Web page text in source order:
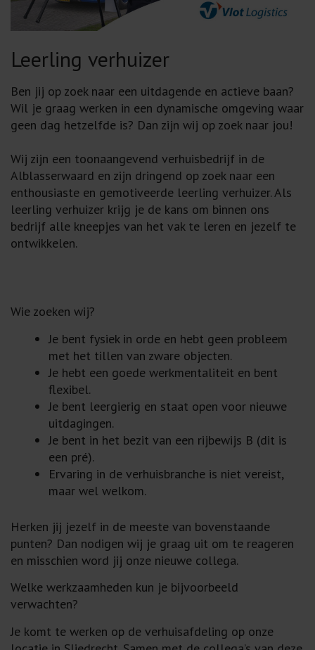
Leerling verhuizer
Ben jij op zoek naar een uitdagende en actieve baan?
Wil je graag werken in een dynamische omgeving waar
geen dag hetzelfde is? Dan zijn wij op zoek naar jou!
Wij zijn een toonaangevend verhuisbedrijf in de
Alblasserwaard en zijn dringend op zoek naar een
enthousiaste en gemotiveerde leerling verhuizer. Als
leerling verhuizer krijg je de kans om binnen ons
bedrijf alle kneepjes van het vak te leren en jezelf te
ontwikkelen.
Wie zoeken wij?
Je bent fysiek in orde en hebt geen probleem
met het tillen van zware objecten.
Je hebt een goede werkmentaliteit en bent
flexibel.
Je bent leergierig en staat open voor nieuwe
uitdagingen.
Je bent in het bezit van een rijbewijs B (dit is
een pré).
Ervaring in de verhuisbranche is niet vereist,
maar wel welkom.
Herken jij jezelf in de meeste van bovenstaande
punten? Dan nodigen wij je graag uit om te reageren
en misschien word jij onze nieuwe collega.
Welke werkzaamheden kun je bijvoorbeeld
verwachten?
Je komt te werken op de verhuisafdeling op onze